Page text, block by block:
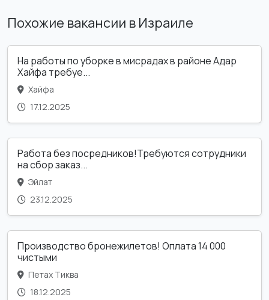
Похожие вакансии в Израиле
На работы по уборке в мисрадах в районе Адар
Хайфа требуе...
Хайфа
17.12.2025
Работа без посредников!Требуются сотрудники
на сбор заказ...
Эйлат
23.12.2025
Производство бронежилетов! Оплата 14 000
чистыми
Петах Тиква
18.12.2025